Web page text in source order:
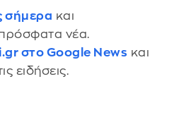
σήμερα και
νέα.
στο Google News και
ειδήσεις.